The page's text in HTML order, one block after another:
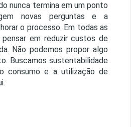
nunca termina em um ponto
novas perguntas e a
o processo. Em todas as
em reduzir custos de
Não podemos propor algo
Buscamos sustentabilidade
consumo e a utilização de